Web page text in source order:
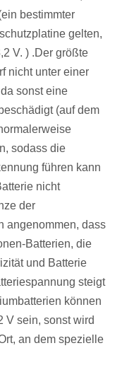
bestimmter
gelten,
V. ) .Der größte
nicht unter einer
sonst eine
(auf dem
sodass die
führen kann
nicht
der
angenommen, dass
Batterien, die
und Batterie
steigt
können
V sein, sonst wird
an dem spezielle